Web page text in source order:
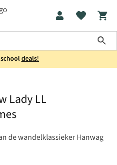
deals!
Lady LL
de wandelklassieker Hanwag